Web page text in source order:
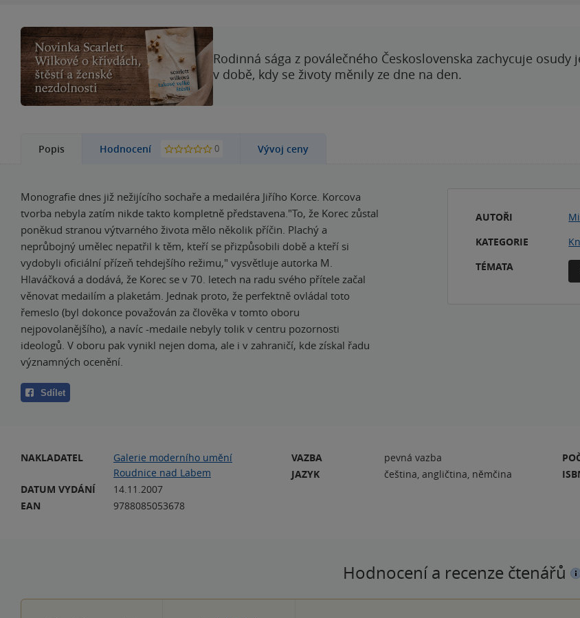
Rodinná sága z poválečného Československa zachycuje
v době, kdy se životy měnily ze dne na den.
Popis Hodnocení 0 Vývoj ceny
Monografie dnes již nežijícího sochaře a medailéra Jiřího Korce. Korcova
tvorba nebyla zatím nikde takto kompletně představena."To, že Korec zůstal
poněkud stranou výtvarného života mělo několik příčin. Plachý a
neprůbojný umělec nepatřil k těm, kteří se přizpůsobili době a kteří si
vydobyli oficiální přízeň tehdejšího režimu," vysvětluje autorka M.
Hlaváčková a dodává, že Korec se v 70. letech na radu svého přítele začal
věnovat medailím a plaketám. Jednak proto, že perfektně ovládal toto
řemeslo (byl dokonce považován za člověka v tomto oboru
nejpovolanějšího), a navíc -medaile nebyly tolik v centru pozornosti
ideologů. V oboru pak vynikl nejen doma, ale i v zahraničí, kde získal řadu
významných ocenění.
Sdílet
AUTOŘI
KATEGORIE
TÉMATA
NAKLADATEL
Galerie moderního umění
Roudnice nad Labem
DATUM VYDÁNÍ
14.11.2007
EAN
9788085053678
VAZBA
pevná vazba
JAZYK
čeština, angličtina, němčina
Hodnocení a recenze čtenářů